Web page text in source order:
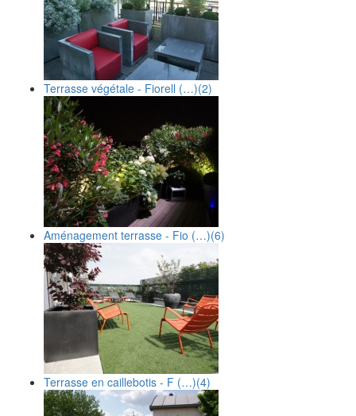
Terrasse végétale - Fiorell (…)(2)
Aménagement terrasse - Fio (…)(6)
Terrasse en caillebotis - F (…)(4)